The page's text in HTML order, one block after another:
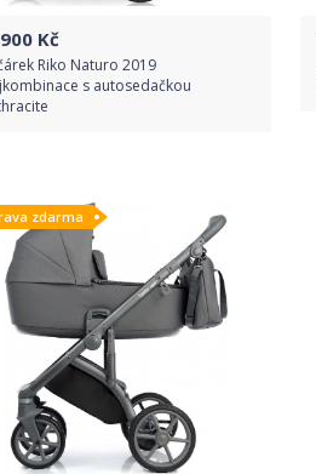
Kč
Riko Naturo 2019
s autosedačkou
Detail produktu
zdarma